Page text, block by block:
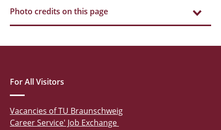
Photo credits on this page
For All Visitors
Vacancies of TU Braunschweig
Career Service' Job Exchange